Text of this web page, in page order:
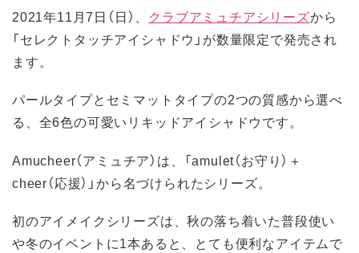
2021年11月7日（日）、 クラブアミュチアシリーズから
「セレクトタッチアイシャドウ」が数量限定で発売され
ます。
パールタイプとセミマットタイプの2つの質感から選べ
る、全6色の可愛いリキッドアイシャドウです。
Amucheer（アミュチア）は、「amulet（お守り）＋
cheer（応援）」から名づけられたシリーズ。
初のアイメイクシリーズは、秋の落ち着いた普段使い
や冬のイベントに1本あると、とても便利なアイテムで